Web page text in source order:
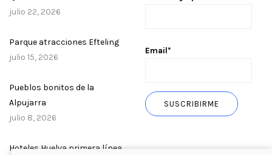
julio 22, 2026
Parque atracciones Efteling
julio 15, 2026
Pueblos bonitos de la
Alpujarra
julio 8, 2026
Hoteles Huelva primera línea
Email*